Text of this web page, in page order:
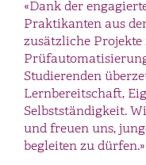
«Die SFS Group
Studierenden
Die jungen Talente
frische Ideen und
mit. Dank der
Unternehmen und
Studium an der
und eigenständig
wertvollen Beitrag
«Dank der
Praktikanten aus
zusätzliche
Studierenden
Lernbereitschaft,
Selbstständigkeit.
und freuen uns,
begleiten zu dürfen.»